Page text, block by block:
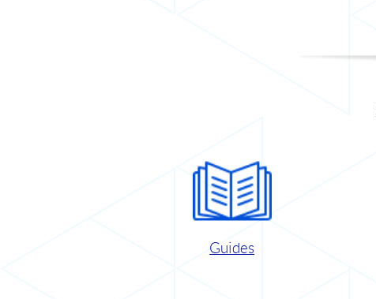
Guides